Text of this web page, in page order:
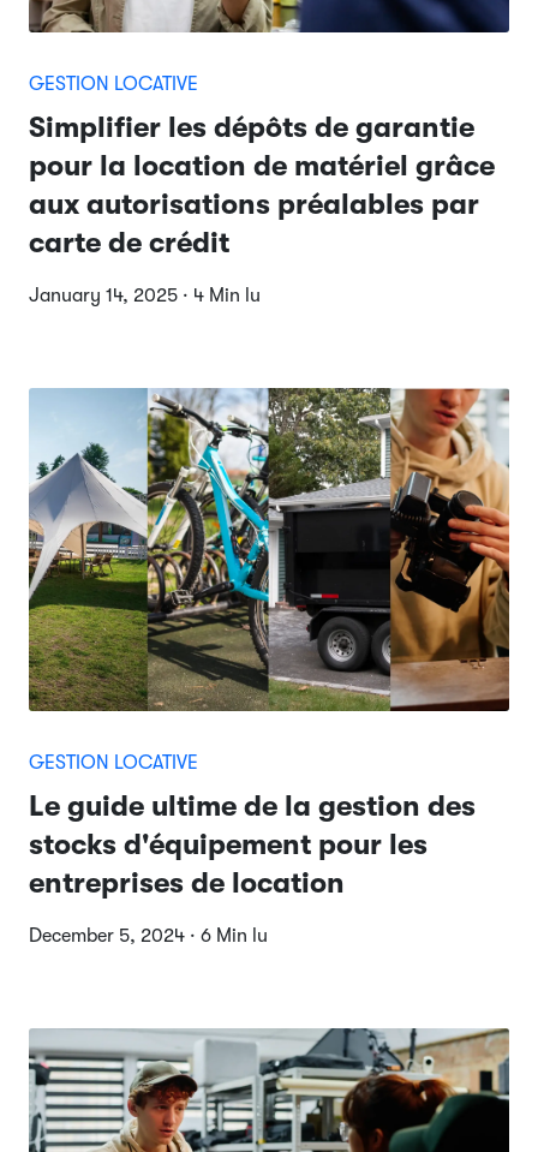
GESTION LOCATIVE
Simplifier les dépôts de garantie
pour la location de matériel grâce
aux autorisations préalables par
carte de crédit
January 14, 2025 · 4 Min lu
GESTION LOCATIVE
Le guide ultime de la gestion des
stocks d'équipement pour les
entreprises de location
December 5, 2024 · 6 Min lu